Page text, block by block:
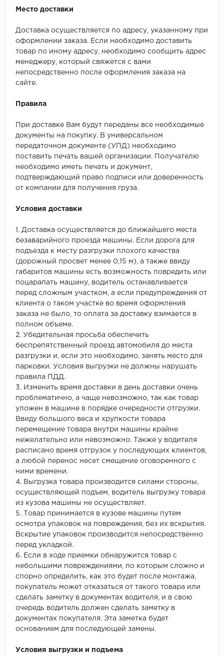
Место доставки
Доставка осуществляется по адресу, указанному при
оформлении заказа. Если необходимо доставить
товар по иному адресу, необходимо сообщить адрес
менеджеру, который свяжется с вами
непосредственно после оформления заказа на
сайте.
Правила
При доставке Вам будут переданы все необходимые
документы на покупку. В универсальном
передаточном документе (УПД) необходимо
поставить печать вашей организации. Получателю
необходимо иметь печать и документ,
подтверждающий право подписи или доверенность
от компании для получения груза.
Условия доставки
1. Доставка осуществляется до ближайшего места
безаварийного проезда машины. Если дорога для
подъезда к месту разгрузки плохого качества
(дорожный просвет менее 0,15 м), а также ввиду
габаритов машины есть возможность повредить или
поцарапать машину, водитель останавливается
перед сложным участком, а если предупреждения от
клиента о таком участке во время оформления
заказа не было, то оплата за доставку взимается в
полном объеме.
2. Убедительная просьба обеспечить
беспрепятственный проезд автомобиля до места
разгрузки и, если это необходимо, занять место для
парковки. Условия выгрузки не должны нарушать
правила ПДД.
3. Изменить время доставки в день доставки очень
проблематично, а чаще невозможно, так как товар
уложен в машине в порядке очередности отгрузки.
Ввиду большого веса и хрупкости товара
перемещение товара внутри машины крайне
нежелательно или невозможно. Также у водителя
расписано время отгрузок у последующих клиентов,
а любой перенос несет смещение оговоренного с
ними времени.
4. Выгрузка товара производится силами стороны,
осуществляющей подъем, водитель выгрузку товара
из кузова машины не осуществляет.
5. Товар принимается в кузове машины путем
осмотра упаковок на повреждения, без их вскрытия.
Вскрытие упаковок производится непосредственно
перед укладкой.
6. Если в ходе приемки обнаружится товар с
небольшими повреждениями, по которым сложно и
спорно определить, как это будет после монтажа,
покупатель может отказаться от такого товара или
сделать заметку в документах водителя, и в свою
очередь водитель должен сделать заметку в
документах покупателя. Эта заметка будет
основанием для последующей замены.
Условия выгрузки и подъема